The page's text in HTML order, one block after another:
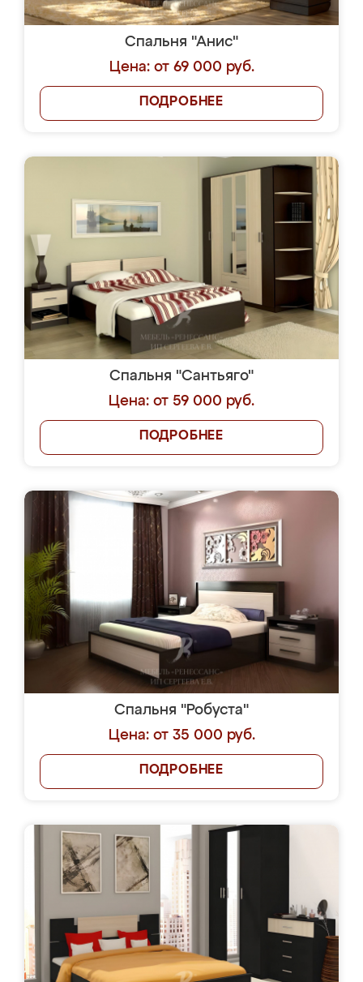
Спальня "Анис"
Цена: от 69 000 руб.
ПОДРОБНЕЕ
Спальня "Сантьяго"
Цена: от 59 000 руб.
ПОДРОБНЕЕ
Спальня "Робуста"
Цена: от 35 000 руб.
ПОДРОБНЕЕ